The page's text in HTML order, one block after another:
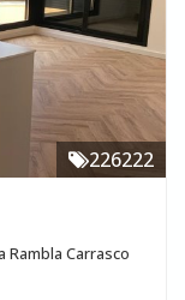
226222
Carrasco